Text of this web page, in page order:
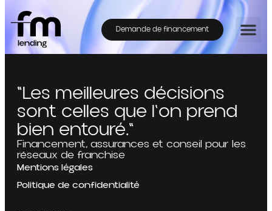
Demande de financement
"Les meilleures décisions
sont celles que l'on prend
bien entouré."
Financement, assurances et conseil pour les
réseaux de franchise
Mentions légales
Politique de confidentialité